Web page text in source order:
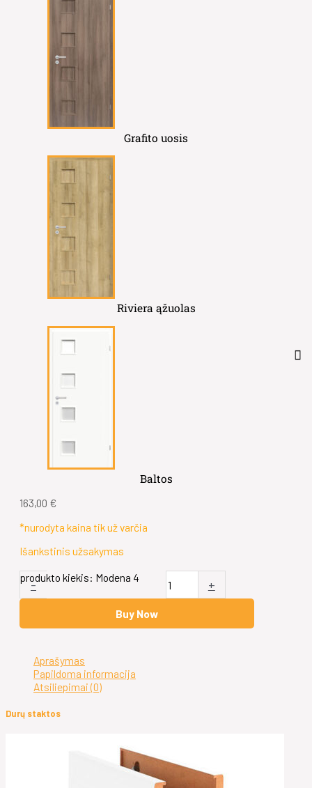
Grafito uosis
Riviera ąžuolas
Baltos
163,00 €
*nurodyta kaina tik už varčia
Išankstinis užsakymas
-
produkto kiekis: Modena 4 +
Buy Now
Aprašymas
Papildoma informacija
Atsiliepimai (0)
Durų staktos